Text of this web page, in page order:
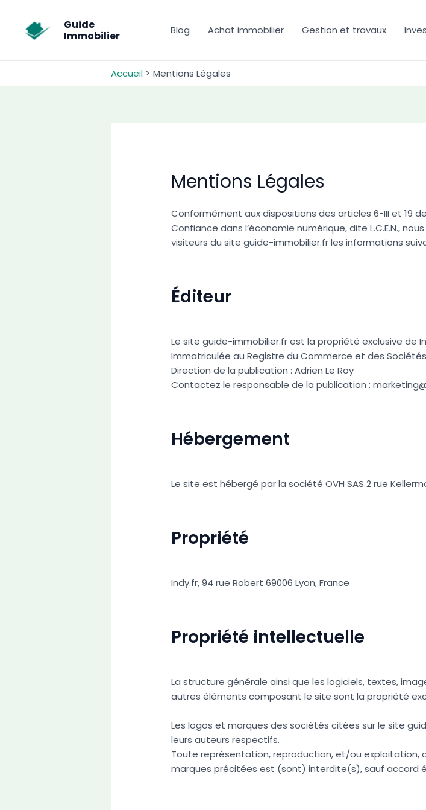
contenu
Guide
Immobilier
Blog Achat immobilier Gestion et travaux
Accueil Mentions Légales
Mentions Légales
Conformément aux dispositions des articles 6-III et 19
Confiance dans l’économie numérique, dite L.C.E.N.,
visiteurs du site guide-immobilier.fr les informations
Éditeur
Le site guide-immobilier.fr est la propriété exclusive de
Immatriculée au Registre du Commerce et des
Direction de la publication : Adrien Le Roy
Contactez le responsable de la publication :
Hébergement
Le site est hébergé par la société OVH SAS 2 rue
Propriété
Indy.fr, 94 rue Robert 69006 Lyon, France
Propriété intellectuelle
La structure générale ainsi que les logiciels, textes,
autres éléments composant le site sont la propriété
Les logos et marques des sociétés citées sur le site
leurs auteurs respectifs.
Toute représentation, reproduction, et/ou
marques précitées est (sont) interdite(s), sauf accord